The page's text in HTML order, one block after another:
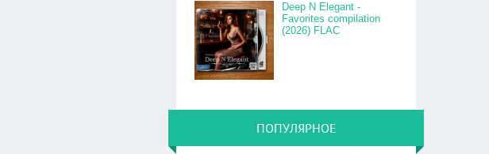
Deep N Elegant -
Favorites compilation
(2026) FLAC
ПОПУЛЯРНОЕ